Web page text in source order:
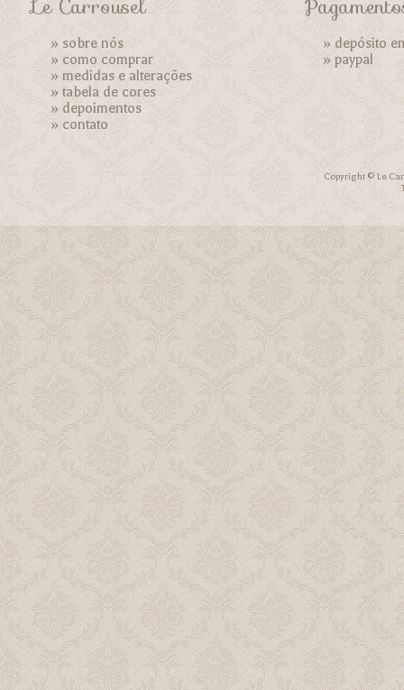
Le Carrousel
» sobre nós
»como comprar
»medidas e alterações
»tabela de cores
»depoimentos
»contato
» depósito
»paypal
Copyright © Le